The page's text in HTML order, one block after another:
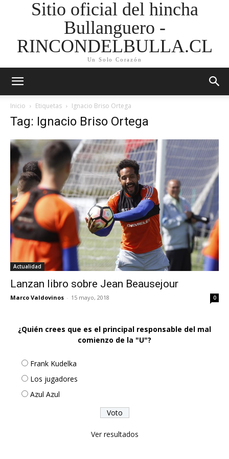
Sitio oficial del hincha
Bullanguero -
RINCONDELBULLA.CL
Un Solo Corazón
Inicio Etiquetas Ignacio Briso Ortega
Tag: Ignacio Briso Ortega
Actualidad
Lanzan libro sobre Jean Beausejour
Marco Valdovinos - 15 mayo, 2018 0
¿Quién crees que es el principal responsable del mal
comienzo de la "U"?
Frank Kudelka
Los jugadores
Azul Azul
Ver resultados